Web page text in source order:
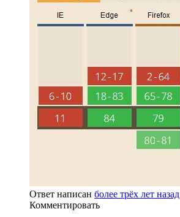
Ответ написан более трёх лет назад
Комментировать